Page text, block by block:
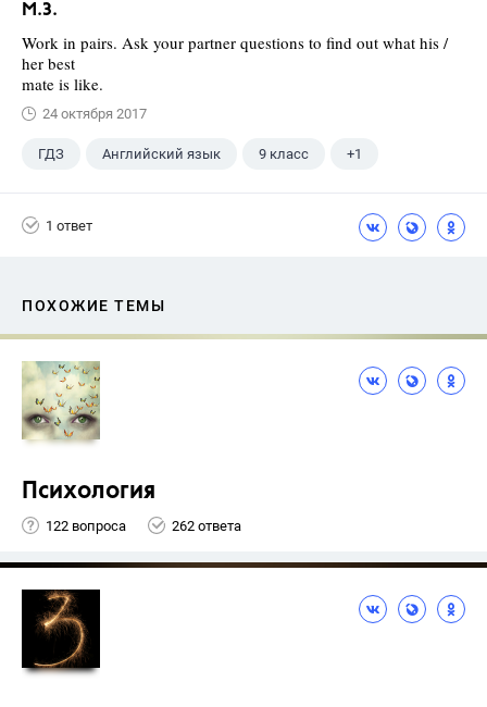
М.З.
Work in pairs. Ask your partner questions to find out what his /
her best
mate is like.
24 октября 2017
ГДЗ Английский язык 9 класс +1
1 ответ
ПОХОЖИЕ ТЕМЫ
Психология
122 вопроса 262 ответа